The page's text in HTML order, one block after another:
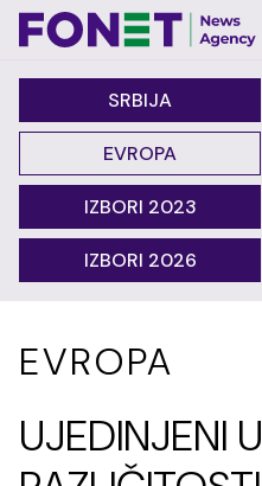
SRBIJA
EVROPA
IZBORI 2023
IZBORI 2026
EVROPA
UJEDINJENI U